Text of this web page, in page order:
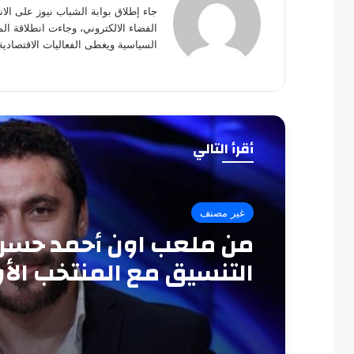
جاء إطلاق بوابة الشباب نيوز على
الفضاء الالكتروني، وجاءت
السياسية ويغطى الفعاليات
أقرأ التالي
غير مصنف
من ملعب اون أحمد
التنسيق مع المنتخب
سبب الخروج المبكر
العرب